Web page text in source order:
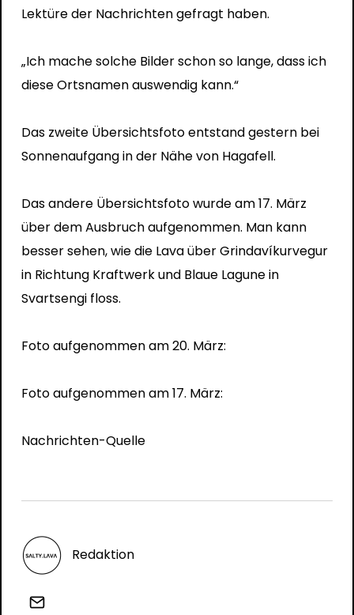
Lektüre der Nachrichten gefragt haben.
„Ich mache solche Bilder schon so lange, dass ich
diese Ortsnamen auswendig kann.“
Das zweite Übersichtsfoto entstand gestern bei
Sonnenaufgang in der Nähe von Hagafell.
Das andere Übersichtsfoto wurde am 17. März
über dem Ausbruch aufgenommen. Man kann
besser sehen, wie die Lava über Grindavíkurvegur
in Richtung Kraftwerk und Blaue Lagune in
Svartsengi floss.
Foto aufgenommen am 20. März:
Foto aufgenommen am 17. März:
Nachrichten-Quelle
Redaktion